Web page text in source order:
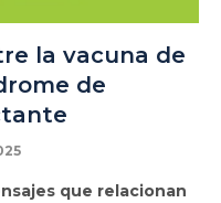
la vacuna de
de
que relacionan